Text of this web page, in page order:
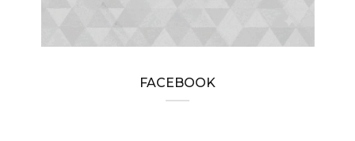
FACEBOOK